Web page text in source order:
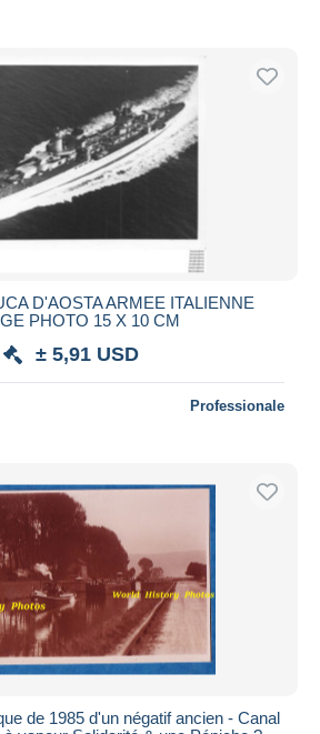
D'AOSTA ARMEE ITALIENNE
PHOTO 15 X 10 CM
± 5,91 USD
Professionale
de 1985 d'un négatif ancien - Canal